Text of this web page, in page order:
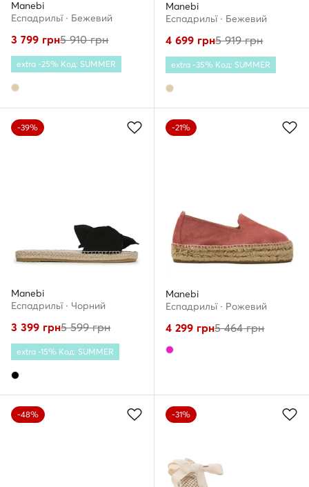
Manebi
Еспадрильї · Бежевий
3 799 грн5 910грн
extra -25% Код: SUMMER
Manebi
Еспадрильї · Бежевий
4 699 грн5 919грн
extra -35% Код: SUMMER
-39%
Manebi
Еспадрильї · Чорний
3 399 грн5 599грн
extra -15% Код: SUMMER
-21%
Manebi
Еспадрильї · Рожевий
4 299 грн5 464грн
-48% -31%